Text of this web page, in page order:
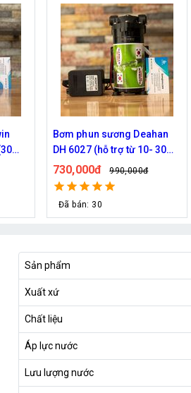
30
Bơm phun sương Hawin
HP-2000 chính hãng
1,250,000đ 1,449,000đ
Đã bán: 40
Sản phẩm
Xuất xứ
Chất liệu
Áp lực nước
Lưu lượng nước